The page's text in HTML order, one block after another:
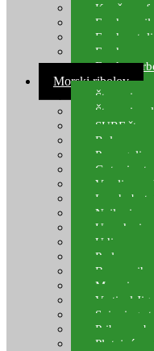
Kopče za
Feeder
Feeder
Feeder
Feeder
Morski ribolov
Štapovi za
Štapovi za
SURF
Role za
Parangali
Gotovi
Varalice
Lov
Najloni za
Udice za
Perle za
Brum
Mamci za
Vertical
Spinning
Pribor za
Plutajuća